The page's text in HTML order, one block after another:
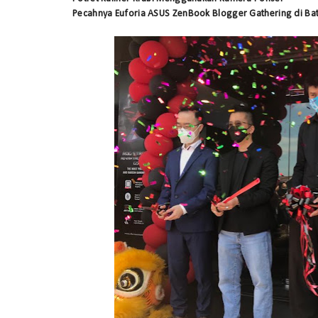
Pecahnya Euforia ASUS ZenBook Blogger Gathering di